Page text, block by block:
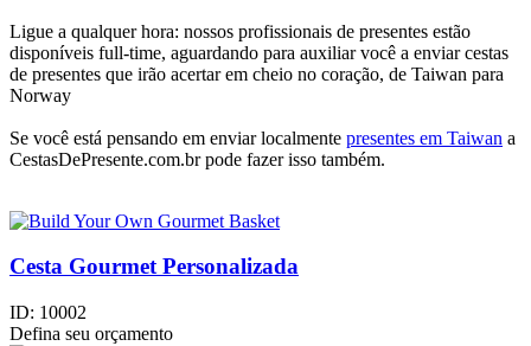
Ligue a qualquer hora: nossos profissionais de presentes estão
disponíveis full-time, aguardando para auxiliar você a enviar cestas
de presentes que irão acertar em cheio no coração, de Taiwan para
Norway
Se você está pensando em enviar localmente presentes em Taiwan a
CestasDePresente.com.br pode fazer isso também.
Cesta Gourmet Personalizada
ID: 10002
Defina seu orçamento